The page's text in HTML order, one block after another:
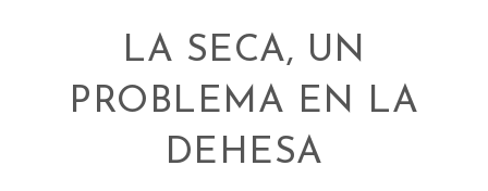
LA SECA, UN
PROBLEMA EN LA
DEHESA